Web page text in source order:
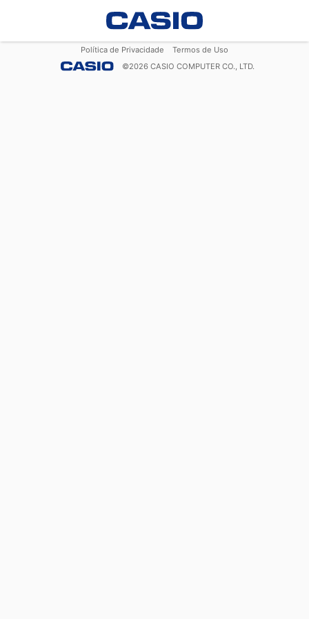
Política de Privacidade
Termos de Uso
©2026 CASIO COMPUTER CO., LTD.